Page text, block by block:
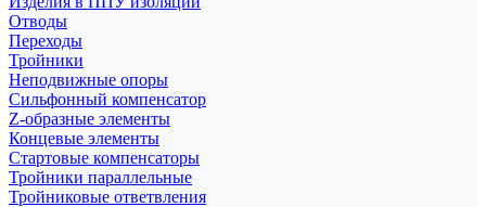
Отводы
Переходы
Тройники
Неподвижные опоры
Cильфонный компенсатор
Z-образные элементы
Концевые элементы
Стартовые компенсаторы
Тройники параллельные
Тройниковые ответвления